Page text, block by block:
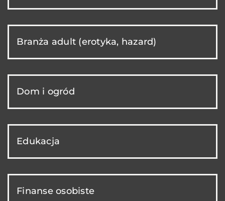
Branża adult (erotyka, hazard)
Dom i ogród
Edukacja
Finanse osobiste